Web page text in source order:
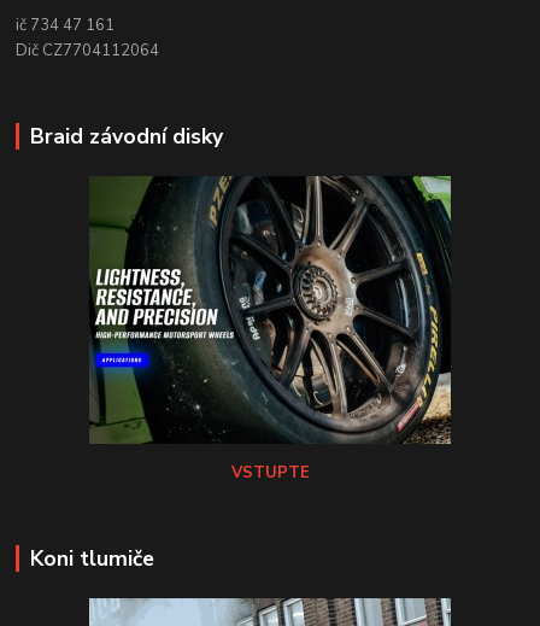
ič 734 47 161
Dič CZ7704112064
Braid závodní disky
VSTUPTE
Koni tlumiče